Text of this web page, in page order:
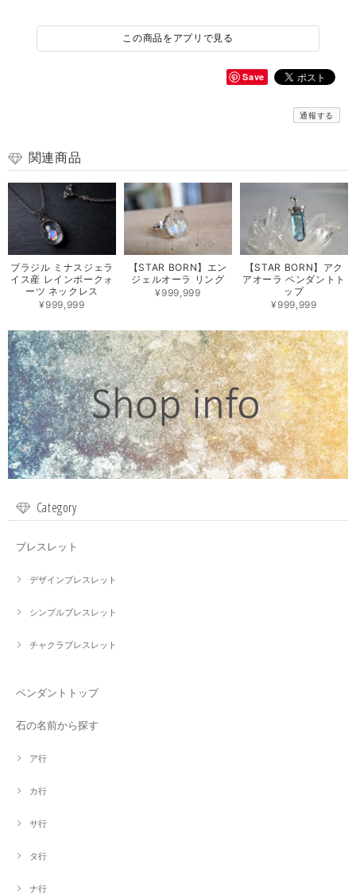
この商品をアプリで見る
Save
通報する
関連商品
ブラジル ミナスジェラ
イス産 レインボークォ
ーツ ネックレス
¥999,999
【STAR BORN】エン
ジェルオーラ リング
¥999,999
【STAR BORN】アク
アオーラ ペンダントト
ップ
¥999,999
Category
ブレスレット
デザインブレスレット
シンプルブレスレット
チャクラブレスレット
ペンダントトップ
石の名前から探す
ア行
カ行
サ行
タ行
ナ行